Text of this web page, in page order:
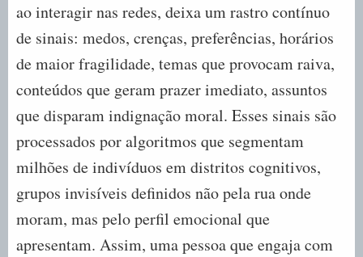
ao interagir nas redes, deixa um rastro contínuo
de sinais: medos, crenças, preferências, horários
de maior fragilidade, temas que provocam raiva,
conteúdos que geram prazer imediato, assuntos
que disparam indignação moral. Esses sinais são
processados por algoritmos que segmentam
milhões de indivíduos em distritos cognitivos,
grupos invisíveis definidos não pela rua onde
moram, mas pelo perfil emocional que
apresentam. Assim, uma pessoa que engaja com